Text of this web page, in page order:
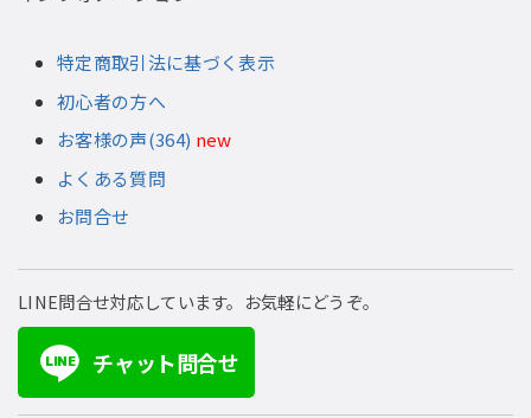
特定商取引法に基づく表示
初心者の方へ
お客様の声(364) new
よくある質問
お問合せ
LINE問合せ対応しています。お気軽にどうぞ。
LINE チャット問合せ